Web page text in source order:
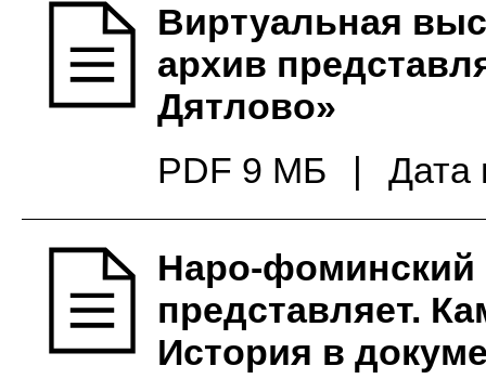
Виртуальная
архив
Дятлово»
PDF 9 МБ
| Дата
Наро-фоминский
представляет.
История в